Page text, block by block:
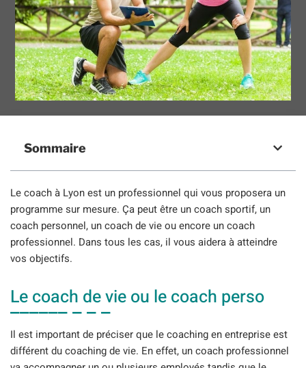
Sommaire
Le coach à Lyon est un professionnel qui vous proposera un
programme sur mesure. Ça peut être un coach sportif, un
coach personnel, un coach de vie ou encore un coach
professionnel. Dans tous les cas, il vous aidera à atteindre
vos objectifs.
Le coach de vie ou le coach perso
Il est important de préciser que le coaching en entreprise est
différent du coaching de vie. En effet, un coach professionnel